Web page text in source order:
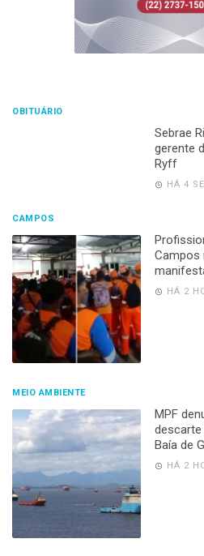
OBITUÁRIO
Sebrae
gerente
Ryff
HÁ 4
CAMPOS
Campos
HÁ 2
MEIO AMBIENTE
MPF
descarte
Baía de
HÁ 2